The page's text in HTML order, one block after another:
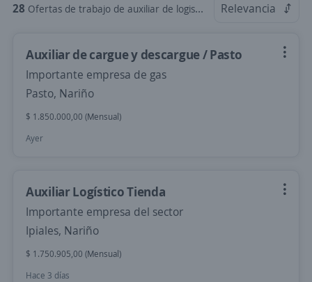
28 Ofertas de trabajo de auxiliar de logistica en Nariño Relevancia
Auxiliar de cargue y descargue / Pasto
Importante empresa de gas
Pasto, Nariño
$ 1.850.000,00 (Mensual)
Ayer
Auxiliar Logístico Tienda
Importante empresa del sector
Ipiales, Nariño
$ 1.750.905,00 (Mensual)
Hace 3 días